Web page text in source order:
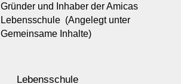
Gründer und Inhaber der Amicas
Lebensschule (Angelegt unter
Gemeinsame Inhalte)
Lebensschule